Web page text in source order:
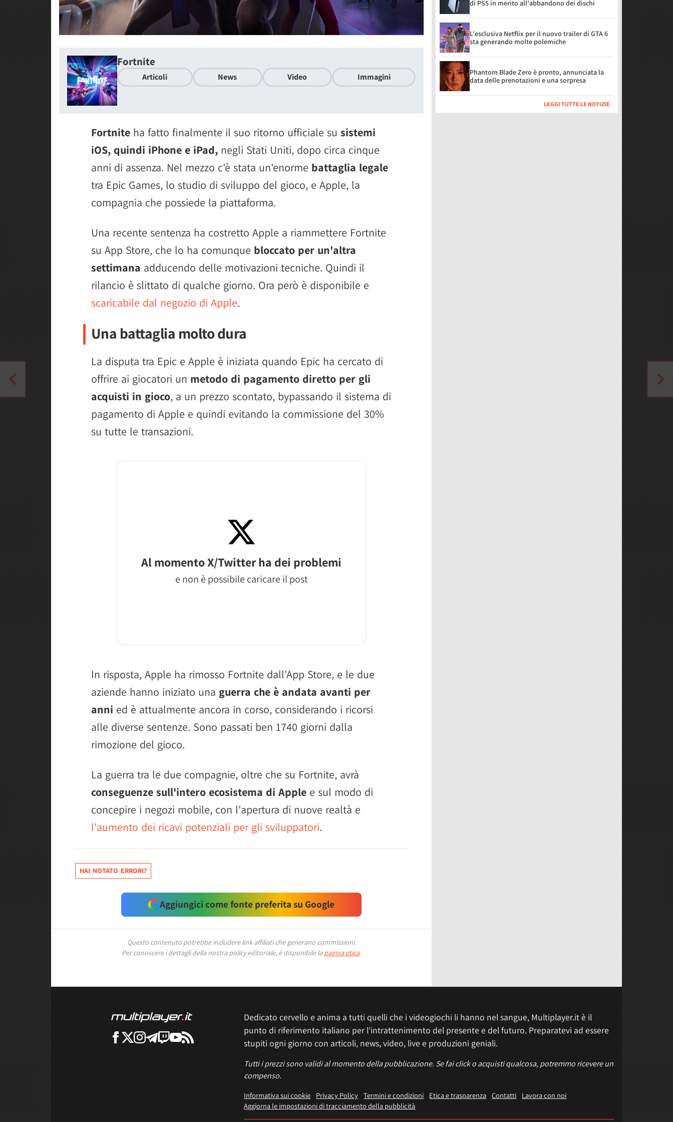
Fortnite
Articoli News Video Immagini
Fortnite ha fatto finalmente il suo ritorno ufficiale su sistemi
iOS, quindi iPhone e iPad, negli Stati Uniti, dopo circa cinque
anni di assenza. Nel mezzo c'è stata un'enorme battaglia legale
tra Epic Games, lo studio di sviluppo del gioco, e Apple, la
compagnia che possiede la piattaforma.
Una recente sentenza ha costretto Apple a riammettere Fortnite
su App Store, che lo ha comunque bloccato per un'altra
settimana adducendo delle motivazioni tecniche. Quindi il
rilancio è slittato di qualche giorno. Ora però è disponibile e
scaricabile dal negozio di Apple.
Una battaglia molto dura
La disputa tra Epic e Apple è iniziata quando Epic ha cercato di
offrire ai giocatori un metodo di pagamento diretto per gli
acquisti in gioco, a un prezzo scontato, bypassando il sistema di
pagamento di Apple e quindi evitando la commissione del 30%
su tutte le transazioni.
Al momento X/Twitter ha dei problemi
e non è possibile caricare il post
In risposta, Apple ha rimosso Fortnite dall'App Store, e le due
aziende hanno iniziato una guerra che è andata avanti per
anni ed è attualmente ancora in corso, considerando i ricorsi
alle diverse sentenze. Sono passati ben 1740 giorni dalla
rimozione del gioco.
La guerra tra le due compagnie, oltre che su Fortnite, avrà
conseguenze sull'intero ecosistema di Apple e sul modo di
concepire i negozi mobile, con l'apertura di nuove realtà e
l'aumento dei ricavi potenziali per gli sviluppatori.
HAI NOTATO ERRORI?
Aggiungici come fonte preferita su Google
Questo contenuto potrebbe includere link affiliati che generano commissioni.
Per conoscere i dettagli della nostra policy editoriale, è disponibile la pagina etica.
di PS5 in merito all'abbandono dei dischi
L'esclusiva Netflix per il nuovo trailer di GTA 6
sta generando molte polemiche
Phantom Blade Zero è pronto, annunciata la
data delle prenotazioni e una sorpresa
LEGGI TUTTE LE NOTIZIE
Dedicato cervello e anima a tutti quelli che i videogiochi li hanno nel sangue, Multiplayer.it è il
punto di riferimento italiano per l'intrattenimento del presente e del futuro. Preparatevi ad essere
stupiti ogni giorno con articoli, news, video, live e produzioni geniali.
Tutti i prezzi sono validi al momento della pubblicazione. Se fai click o acquisti qualcosa, potremmo ricevere un
compenso.
Informativa sui cookie Privacy Policy Termini e condizioni Etica e trasparenza Contatti
Lavora con noi
Aggiorna le impostazioni di tracciamento della pubblicità